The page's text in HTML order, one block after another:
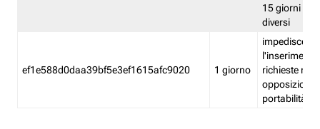
15 giorni e
diversi
ef1e588d0daa39bf5e3ef1615afc9020 1 giorno
impedisce
l'inserimento
richieste
opposizione
portabilità